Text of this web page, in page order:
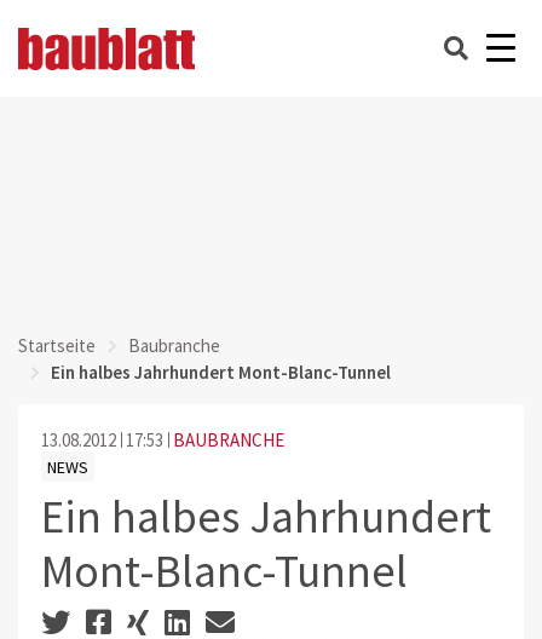
Startseite
Baubranche
Ein halbes Jahrhundert Mont-Blanc-Tunnel
13.08.2012 17:53 BAUBRANCHE
NEWS
Ein halbes Jahrhundert
Mont-Blanc-Tunnel